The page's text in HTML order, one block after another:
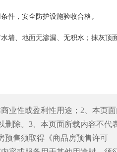
，安全防护设施验收合格。
墙、地面无渗漏、无积水；抹灰顶
业性或盈利性用途；2、本页面
删除。3、本页面所载内容不代
预售须取得《商品房预售许可